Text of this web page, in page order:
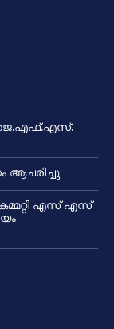
ജെ.എഫ്.എസ്.
ആചരിച്ചു
എസ് എസ്